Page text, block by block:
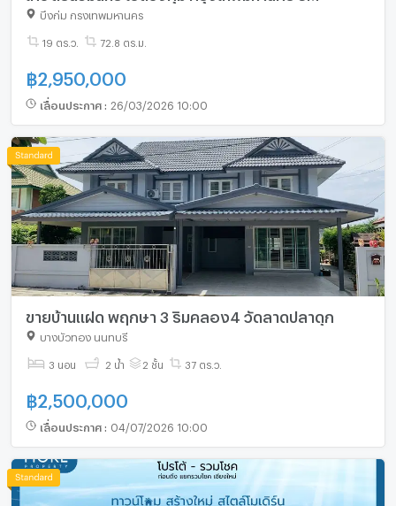
บึงกุ่ม กรุงเทพมหานคร
19 ตร.ว. 72.8 ตร.ม.
฿2,950,000
เลื่อนประกาศ : 26/03/2026 10:00
ขายบ้านแฝด พฤกษา 3 ริมคลอง4 วัดลาดปลาดุก
บางบัวทอง นนทบุรี
3 นอน 2 น้ำ 2 ชั้น 37 ตร.ว.
฿2,500,000
เลื่อนประกาศ : 04/07/2026 10:00